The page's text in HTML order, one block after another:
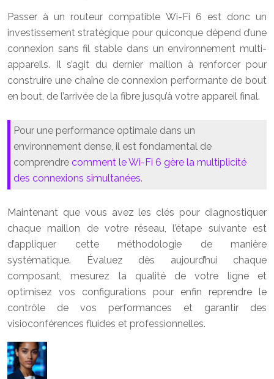
Passer à un routeur compatible Wi-Fi 6 est donc un
investissement stratégique pour quiconque dépend d’une
connexion sans fil stable dans un environnement multi-
appareils. Il s’agit du dernier maillon à renforcer pour
construire une chaîne de connexion performante de bout
en bout, de l’arrivée de la fibre jusqu’à votre appareil final.
Pour une performance optimale dans un
environnement dense, il est fondamental de
comprendre comment le Wi-Fi 6 gère la multiplicité
des connexions simultanées.
Maintenant que vous avez les clés pour diagnostiquer
chaque maillon de votre réseau, l’étape suivante est
d’appliquer cette méthodologie de manière
systématique. Évaluez dès aujourd’hui chaque
composant, mesurez la qualité de votre ligne et
optimisez vos configurations pour enfin reprendre le
contrôle de vos performances et garantir des
visioconférences fluides et professionnelles.